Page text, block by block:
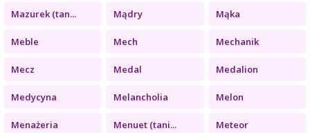
Mazurek (tan... Mądry Mąka
Meble Mech Mechanik
Mecz Medal Medalion
Medycyna Melancholia Melon
Menażeria Menuet (tani... Meteor